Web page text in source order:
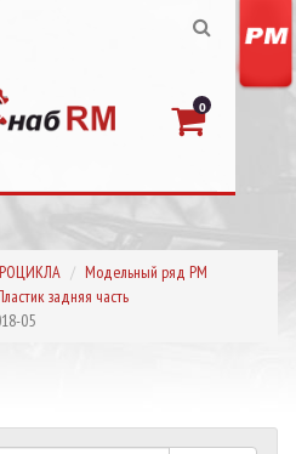
0
Модельный ряд РМ
задняя часть
05